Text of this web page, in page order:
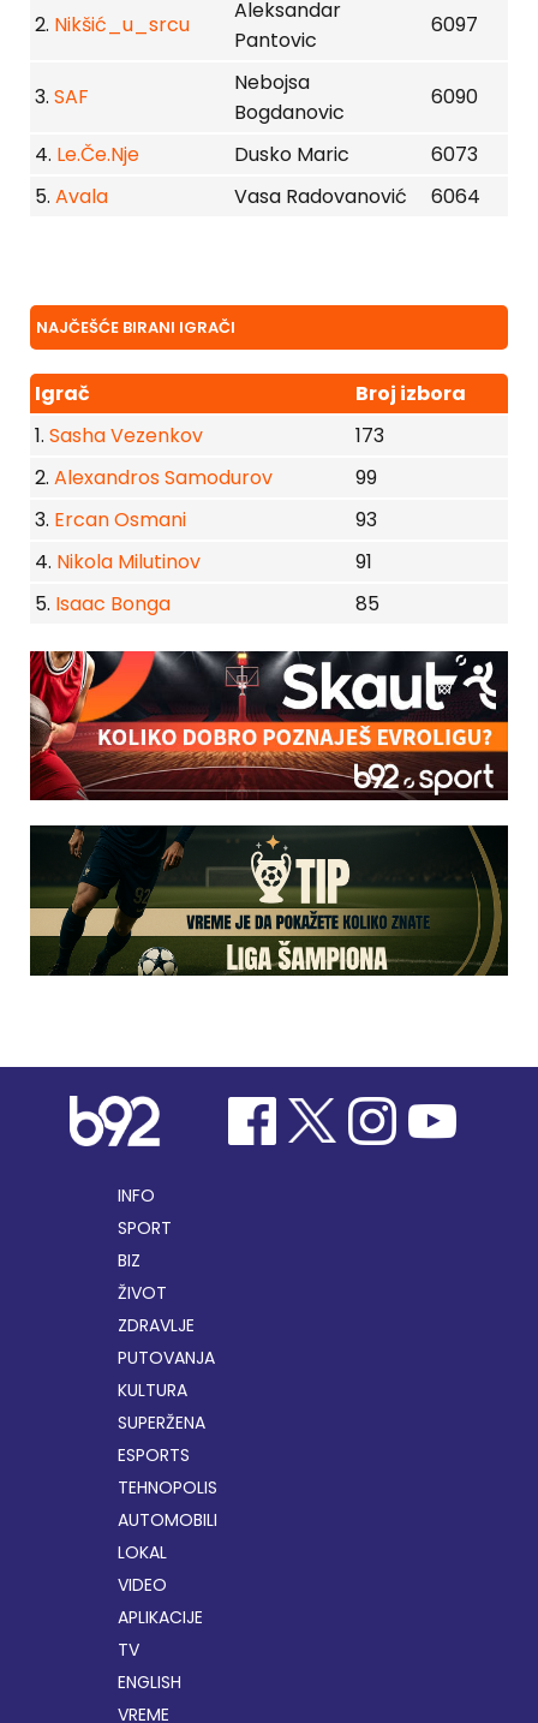
2. Nikšić_u_srcu
Aleksandar
Pantovic
6097
3. SAF
Nebojsa
Bogdanovic
6090
4. Le.Če.Nje Dusko Maric
6073
5. Avala Vasa Radovanović 6064
NAJČEŠĆE BIRANI IGRAČI
Igrač
Broj izbora
1. Sasha Vezenkov
173
2. Alexandros Samodurov
99
3. Ercan Osmani
93
4. Nikola Milutinov
91
5. Isaac Bonga 85
INFO
SPORT
BIZ
ŽIVOT
ZDRAVLJE
PUTOVANJA
KULTURA
SUPERŽENA
ESPORTS
TEHNOPOLIS
AUTOMOBILI
LOKAL
VIDEO
APLIKACIJE
TV
ENGLISH
VREME